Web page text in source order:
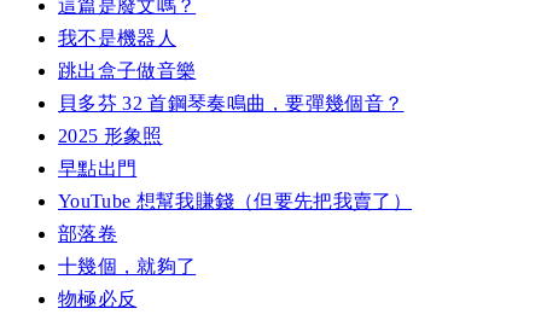
這篇是廢文嗎？
我不是機器人
跳出盒子做音樂
貝多芬 32 首鋼琴奏鳴曲，要彈幾個音？
2025 形象照
早點出門
YouTube 想幫我賺錢（但要先把我賣了）
部落卷
十幾個，就夠了
物極必反